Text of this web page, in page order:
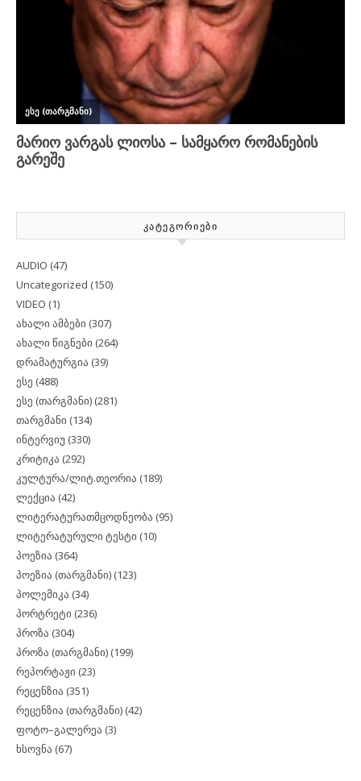
ᲙᲐᲢᲔᲒᲝᲠᲘᲔᲑᲘ
AUDIO (47)
Uncategorized (150)
VIDEO (1)
ახალი ამბები (307)
ახალი წიგნები (264)
დრამატურგია (39)
ესე (488)
ესე (თარგმანი) (281)
თარგმანი (134)
ინტერვიუ (330)
კრიტიკა (292)
კულტურა/ლიტ.თეორია (189)
ლექცია (42)
ლიტერატურათმცოდნეობა (95)
ლიტერატურული ტესტი (10)
პოეზია (364)
პოეზია (თარგმანი) (123)
პოლემიკა (34)
პორტრეტი (236)
პროზა (304)
პროზა (თარგმანი) (199)
რეპორტაჟი (23)
რეცენზია (351)
რეცენზია (თარგმანი) (42)
ფოტო–გალერეა (3)
ხსოვნა (67)